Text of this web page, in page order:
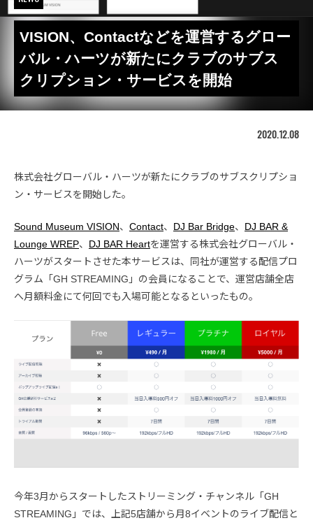
VISION、Contactなどを運営するグロー
バル・ハーツが新たにクラブのサブス
クリプション・サービスを開始
2020.12.08
株式会社グローバル・ハーツが新たにクラブのサブスクリプショ
ン・サービスを開始した。
Sound Museum VISION、 Contact、 DJ Bar Bridge、 DJ BAR &
Lounge WREP、 DJ BAR Heartを運営する株式会社グローバル・
ハーツがスタートさせた本サービスは、同社が運営する配信プロ
グラム「GH STREAMING」の会員になることで、運営店舗全店
へ月額料金にて何回でも入場可能となるといったもの。
今年3月からスタートしたストリーミング・チャンネル「GH
STREAMING」では、上記5店舗から月8イベントのライブ配信と